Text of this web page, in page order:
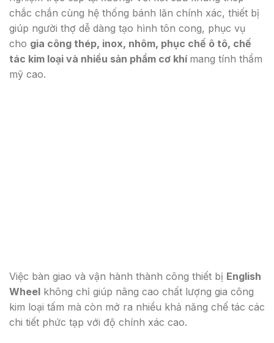
chắc chắn cùng hệ thống bánh lăn chính xác, thiết bị
giúp người thợ dễ dàng tạo hình tôn cong, phục vụ
cho gia công thép, inox, nhôm, phục chế ô tô, chế
tác kim loại và nhiều sản phẩm cơ khí mang tính thẩm
mỹ cao.
Việc bàn giao và vận hành thành công thiết bị English
Wheel không chỉ giúp nâng cao chất lượng gia công
kim loại tấm mà còn mở ra nhiều khả năng chế tác các
chi tiết phức tạp với độ chính xác cao.